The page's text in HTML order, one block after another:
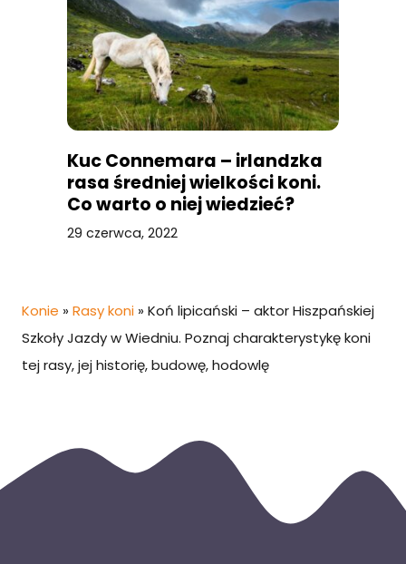
Kuc Connemara – irlandzka
rasa średniej wielkości koni.
Co warto o niej wiedzieć?
Historia, budowa i
29 czerwca, 2022
Konie » Rasy koni » Koń lipicański – aktor Hiszpańskiej
Szkoły Jazdy w Wiedniu. Poznaj charakterystykę koni
tej rasy, jej historię, budowę, hodowlę